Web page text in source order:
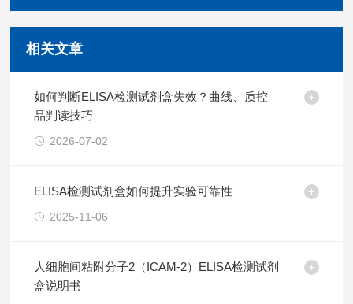
相关文章
如何判断ELISA检测试剂盒失效？曲线、质控
品判读技巧
2026-07-02
ELISA检测试剂盒如何提升实验可靠性
2025-11-06
人细胞间粘附分子2（ICAM-2）ELISA检测试剂
盒说明书